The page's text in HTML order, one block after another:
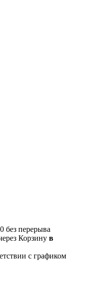
без перерыва
Корзину в
с графиком